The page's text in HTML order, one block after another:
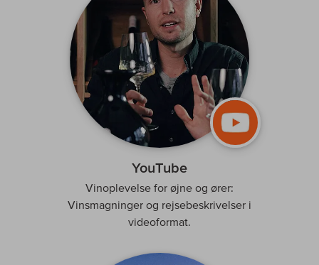
YouTube
Vinoplevelse for øjne og ører:
Vinsmagninger og rejsebeskrivelser i
videoformat.